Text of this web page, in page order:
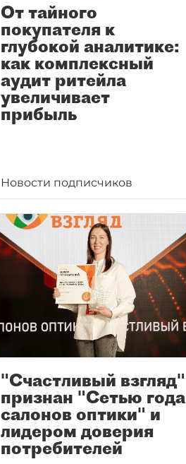
От тайного
покупателя к
глубокой аналитике:
как комплексный
аудит ритейла
увеличивает
прибыль
Новости подписчиков
"Счастливый взгляд"
признан "Сетью года
салонов оптики" и
лидером доверия
потребителей